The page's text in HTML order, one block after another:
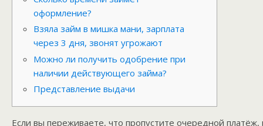
оформление?
Взяла займ в мишка мани, зарплата
через 3 дня, звонят угрожают
Можно ли получить одобрение при
наличии действующего займа?
Представление выдачи
Если вы переживаете, что пропустите очередной